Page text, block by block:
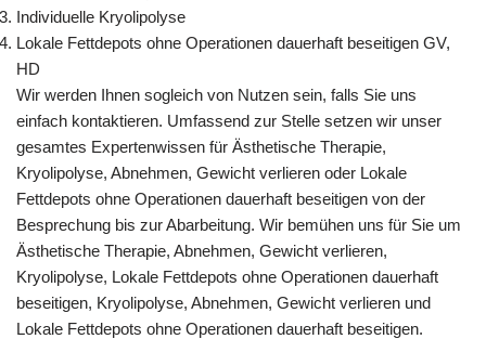
Individuelle Kryolipolyse
Lokale Fettdepots ohne Operationen dauerhaft beseitigen GV,
HD
Wir werden Ihnen sogleich von Nutzen sein, falls Sie uns
einfach kontaktieren. Umfassend zur Stelle setzen wir unser
gesamtes Expertenwissen für Ästhetische Therapie,
Kryolipolyse, Abnehmen, Gewicht verlieren oder Lokale
Fettdepots ohne Operationen dauerhaft beseitigen von der
Besprechung bis zur Abarbeitung. Wir bemühen uns für Sie um
Ästhetische Therapie, Abnehmen, Gewicht verlieren,
Kryolipolyse, Lokale Fettdepots ohne Operationen dauerhaft
beseitigen, Kryolipolyse, Abnehmen, Gewicht verlieren und
Lokale Fettdepots ohne Operationen dauerhaft beseitigen.